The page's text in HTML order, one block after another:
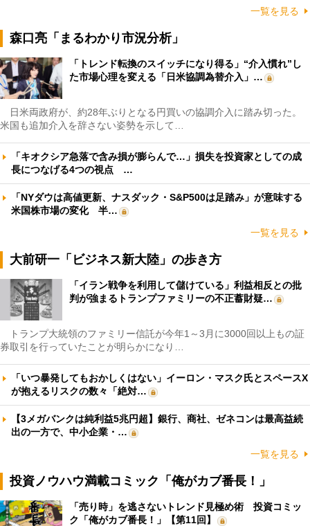
一覧を見る
森口亮「まるわかり市況分析」
「トレンド転換のスイッチになり得る」“介入慣れ”し
た市場心理を変える「日米協調為替介入」…
日米両政府が、約28年ぶりとなる円買いの協調介入に踏み切った。
米国も追加介入を辞さない姿勢を示して…
「キオクシア急落で含み損が膨らんで…」損失を投資家としての成
長につなげる4つの視点 …
「NYダウは高値更新、ナスダック・S&P500は足踏み」が意味する
米国株市場の変化 半…
一覧を見る
大前研一「ビジネス新大陸」の歩き方
「イラン戦争を利用して儲けている」利益相反との批
判が強まるトランプファミリーの不正蓄財疑…
トランプ大統領のファミリー信託が今年1～3月に3000回以上もの証
券取引を行っていたことが明らかになり…
「いつ暴発してもおかしくはない」イーロン・マスク氏とスペースX
が抱えるリスクの数々「絶対…
【3メガバンクは純利益5兆円超】銀行、商社、ゼネコンは最高益続
出の一方で、中小企業・…
一覧を見る
投資ノウハウ満載コミック「俺がカブ番長！」
「売り時」を逃さないトレンド見極め術 投資コミッ
ク「俺がカブ番長！」【第11回】